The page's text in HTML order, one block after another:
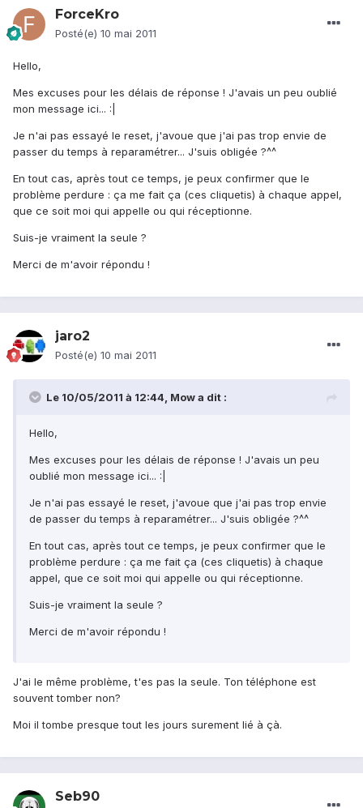
ForceKro
Posté(e) 10 mai 2011
Hello,
Mes excuses pour les délais de réponse ! J'avais un peu oublié
mon message ici... :|
Je n'ai pas essayé le reset, j'avoue que j'ai pas trop envie de
passer du temps à reparamétrer... J'suis obligée ?^^
En tout cas, après tout ce temps, je peux confirmer que le
problème perdure : ça me fait ça (ces cliquetis) à chaque appel,
que ce soit moi qui appelle ou qui réceptionne.
Suis-je vraiment la seule ?
Merci de m'avoir répondu !
jaro2
Posté(e) 10 mai 2011
Le 10/05/2011 à 12:44, Mow a dit :
Hello,
Mes excuses pour les délais de réponse ! J'avais un peu
oublié mon message ici... :|
Je n'ai pas essayé le reset, j'avoue que j'ai pas trop envie
de passer du temps à reparamétrer... J'suis obligée ?^^
En tout cas, après tout ce temps, je peux confirmer que le
problème perdure : ça me fait ça (ces cliquetis) à chaque
appel, que ce soit moi qui appelle ou qui réceptionne.
Suis-je vraiment la seule ?
Merci de m'avoir répondu !
J'ai le même problème, t'es pas la seule. Ton téléphone est
souvent tomber non?
Moi il tombe presque tout les jours surement lié à çà.
Seb90